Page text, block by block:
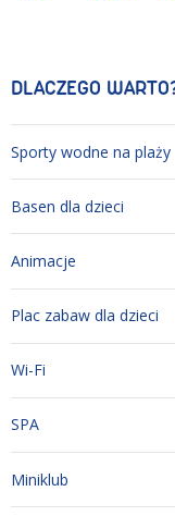
DLACZEGO
Sporty wodne na plaży
Basen dla dzieci
Animacje
Plac zabaw dla dzieci
Wi-Fi
SPA
Miniklub